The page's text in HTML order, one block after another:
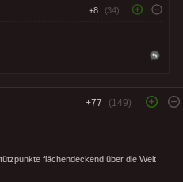
+8 (34)
+77 (149)
flächendeckend über die Welt